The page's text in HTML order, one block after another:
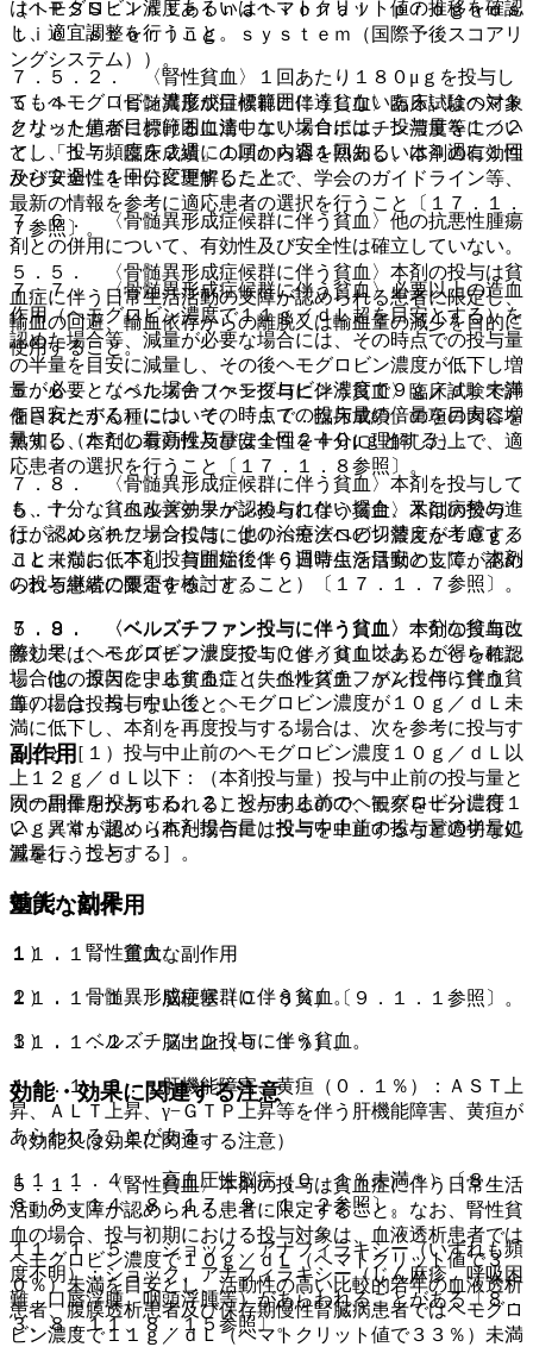
（ＩＰＳＳ：Ｉｎｔｅｒｎａｔｉｏｎａｌ ｐｒｏｇｎｏｓ
ｔｉｃ ｓｃｏｒｉｎｇ ｓｙｓｔｅｍ（国際予後スコアリ
ングシステム））。
５．４． 〈骨髄異形成症候群に伴う貧血〉臨床試験の対象
となった患者における血清中エリスロポエチン濃度等につい
て、「１７．臨床成績」の項の内容を熟知し、本剤の有効性
及び安全性を十分に理解した上で、学会のガイドライン等、
最新の情報を参考に適応患者の選択を行うこと〔１７．１．
７参照〕。
５．５． 〈骨髄異形成症候群に伴う貧血〉本剤の投与は貧
血症に伴う日常生活活動の支障が認められる患者に限定し、
輸血の回避、輸血依存からの離脱又は輸血量の減少を目的に
使用すること。
５．６． 〈ベルズチファン投与に伴う貧血〉臨床試験で評
価されたがん種について、「１７．臨床成績」の項の内容を
熟知し、本剤の有効性及び安全性を十分に理解した上で、適
応患者の選択を行うこと〔１７．１．８参照〕。
５．７． 〈ベルズチファン投与に伴う貧血〉本剤の投与
は、ベルズチファン投与によりヘモグロビン濃度が１０ｇ／
ｄＬ未満に低下し、貧血症に伴う日常生活活動の支障が認め
られる患者に限定すること。
５．８． 〈ベルズチファン投与に伴う貧血〉本剤の投与に
際しては、ベルズチファン投与に伴う貧血であることを確認
し、他の原因による貧血症（失血性貧血、がんに伴う貧血
等）には投与しないこと。
副作用
次の副作用があらわれることがあるので、観察を十分に行
い、異常が認められた場合には投与を中止するなど適切な処
置を行うこと。
重大な副作用
１１．１． 重大な副作用
１１．１．１． 脳梗塞（０．８％）〔９．１．１参照〕。
１１．１．２． 脳出血（０．１％）。
１１．１．３． 肝機能障害、黄疸（０．１％）：ＡＳＴ上
昇、ＡＬＴ上昇、γ−ＧＴＰ上昇等を伴う肝機能障害、黄疸が
あらわれることがある。
１１．１．４． 高血圧性脳症（０．１％未満＊）〔８．
６、８．１４、８．１７、９．１．２参照〕。
１１．１．５． ショック、アナフィラキシー（いずれも頻
度不明）：ショック、アナフィラキシー（じん麻疹、呼吸困
難、口唇浮腫、咽頭浮腫等）があらわれることがある〔８．
３、８．１１、８．１５参照〕。
はヘモグロビン濃度あるいはヘマトクリット値の推移を確認
し、適宜調整を行うこと。
７．５．２． 〈腎性貧血〉１回あたり１８０μｇを投与し
てもヘモグロビン濃度が目標範囲に達しないあるいはヘマト
クリット値が目標範囲に達しない場合には、投与量を１／２
とし、投与頻度を２週に１回から週１回あるいは４週に１回
から２週に１回に変更すること。
７．６． 〈骨髄異形成症候群に伴う貧血〉他の抗悪性腫瘍
剤との併用について、有効性及び安全性は確立していない。
７．７． 〈骨髄異形成症候群に伴う貧血〉必要以上の造血
作用（ヘモグロビン濃度で１１ｇ／ｄＬ超を目安とする）を
認めた場合等、減量が必要な場合には、その時点での投与量
の半量を目安に減量し、その後ヘモグロビン濃度が低下し増
量が必要となった場合（ヘモグロビン濃度で９ｇ／ｄＬ未満
を目安とする）には、その時点での投与量の倍量を目安に増
量する（ただし最高投与量は１回２４０μｇとする）。
７．８． 〈骨髄異形成症候群に伴う貧血〉本剤を投与して
も、十分な貧血改善効果が認められない場合、又は病勢の進
行が認められた場合には、他の治療法への切替えを考慮する
こと（なお、本剤投与開始後１６週時点を目安として、本剤
の投与継続の要否を検討すること）〔１７．１．７参照〕。
７．９． 〈ベルズチファン投与に伴う貧血〉十分な貧血改
善効果（ヘモグロビン濃度で１０ｇ／ｄＬ以上）が得られた
場合は、投与を中止すること。ベルズチファン投与に伴う貧
血の場合、投与中止後、ヘモグロビン濃度が１０ｇ／ｄＬ未
満に低下し、本剤を再度投与する場合は、次を参考に投与す
ること［１）投与中止前のヘモグロビン濃度１０ｇ／ｄＬ以
上１２ｇ／ｄＬ以下：（本剤投与量）投与中止前の投与量と
同一用量を投与する、２）投与中止前のヘモグロビン濃度１
２ｇ／ｄＬ超：（本剤投与量）投与中止前の投与量の半量に
減量し、投与する］。
効能・効果
１）． 腎性貧血。
２）． 骨髄異形成症候群に伴う貧血。
３）． ベルズチファン投与に伴う貧血。
効能・効果に関連する注意
（効能又は効果に関連する注意）
５．１． 〈腎性貧血〉本剤の投与は貧血症に伴う日常生活
活動の支障が認められる患者に限定すること。なお、腎性貧
血の場合、投与初期における投与対象は、血液透析患者では
ヘモグロビン濃度で１０ｇ／ｄＬ（ヘマトクリット値で３
０％）未満を目安とし、活動性の高い比較的若年の血液透析
患者、腹膜透析患者及び保存期慢性腎臓病患者ではヘモグロ
ビン濃度で１１ｇ／ｄＬ（ヘマトクリット値で３３％）未満